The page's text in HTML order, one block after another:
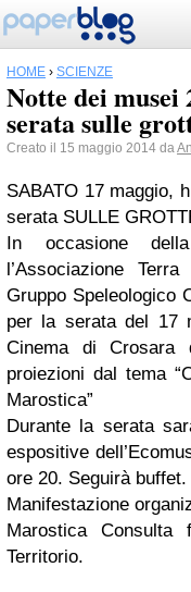
HOME › SCIENZE
Notte dei
serata sulle
Creato il 15 maggio 2014 da
SABATO 17 maggio,
serata SULLE
In occasione
l’Associazione
Gruppo Speleologico
per la serata del 17
Cinema di
proiezioni dal tema
Marostica”
Durante la serata
espositive
ore 20. Seguirà buffet.
Manifestazione
Marostica
Territorio.